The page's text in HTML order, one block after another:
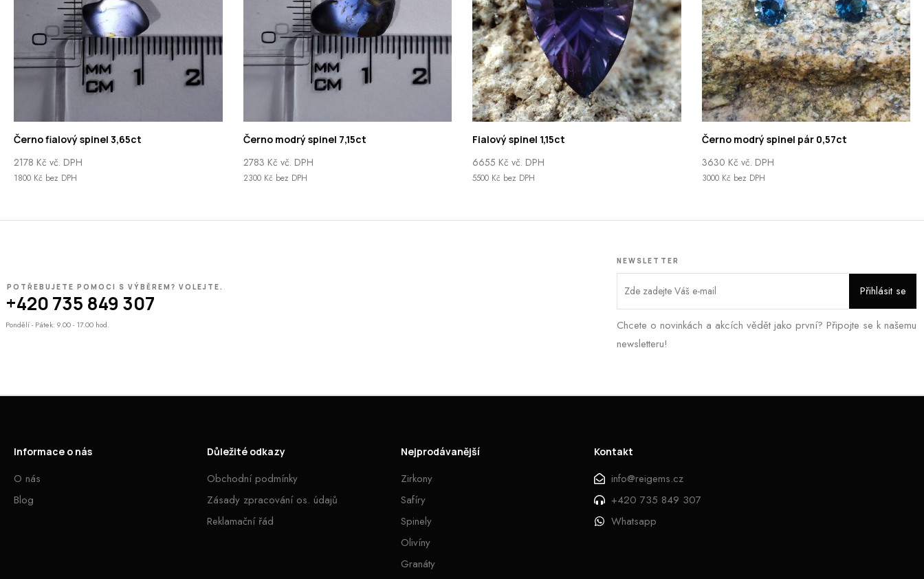
Černo fialový spinel 3,65ct
2178 Kč vč. DPH
1800 Kč bez DPH
Černo modrý spinel 7,15ct
2783 Kč vč. DPH
2300 Kč bez DPH
Fialový spinel 1,15ct
6655 Kč vč. DPH
5500 Kč bez DPH
Černo modrý spinel pár 0,57ct
3630 Kč vč. DPH
3000 Kč bez DPH
POTŘEBUJETE POMOCI S VÝBĚREM? VOLEJTE.
+420 735 849 307
Pondělí - Pátek: 9.00 - 17.00 hod.
NEWSLETTER
Chcete o novinkách a akcích vědět jako první? Připojte se k našemu
newsletteru!
Informace o nás
O nás
Blog
Důležité odkazy
Obchodní podmínky
Zásady zpracování os. údajů
Reklamační řád
Nejprodávanější
Zirkony
Safíry
Spinely
Olivíny
Granáty
Kontakt
info@reigems.cz
+420 735 849 307
Whatsapp